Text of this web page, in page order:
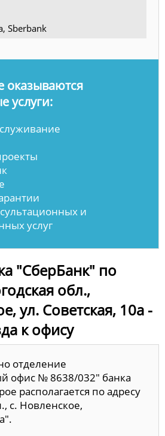
Sberbank
оказываются
услуги:
и
услуг
"СберБанк" по
обл.,
ул. Советская, 10а -
к офису
отделение
офис № 8638/032" банка
располагается по адресу
с. Новленское,